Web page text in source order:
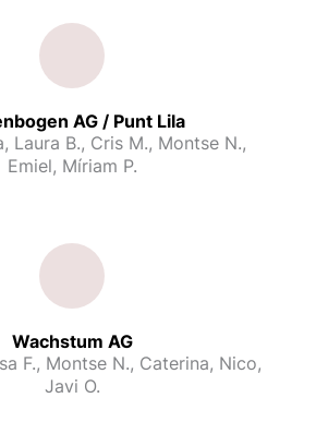
AG / Punt Lila
Laura B., Cris M., Montse N.,
Emiel, Míriam P.
Wachstum AG
F., Montse N., Caterina, Nico,
Javi O.